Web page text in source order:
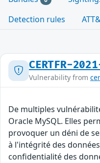
Detection rules
CERTFR-
Vulnerability from
De multiples
Oracle MySQL. Elles
provoquer un déni de
à l'intégrité des
confidentialité des